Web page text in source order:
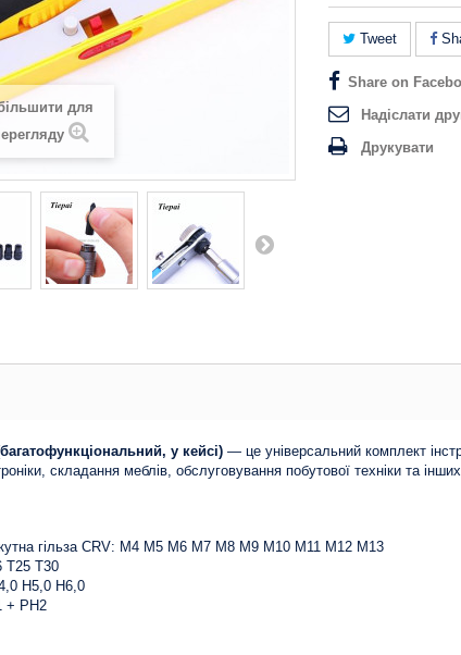
для
Tweet
Share on
Надіслати
Друкувати
у кейсі) — це універсальний комплект
складання меблів, обслуговування побутової техніки та інших
гільза CRV: M4 M5 M6 M7 M8 M9 M10 M11 M12 M13
T25 T30
H5,0 H6,0
+ PH2